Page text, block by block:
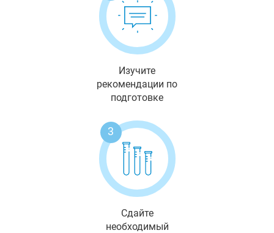
Изучите
рекомендации по
подготовке
3
Сдайте
необходимый